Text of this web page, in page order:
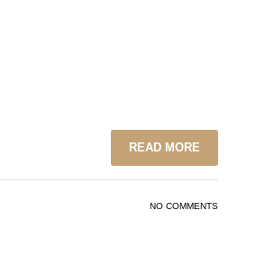
READ MORE
NO COMMENTS